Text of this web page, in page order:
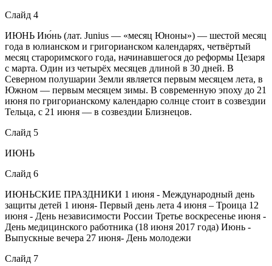
Слайд 4
ИЮНЬ Ию́нь (лат. Junius — «месяц Юноны») — шестой месяц
года в юлианском и григорианском календарях, четвёртый
месяц староримского года, начинавшегося до реформы Цезаря
с марта. Один из четырёх месяцев длиной в 30 дней. В
Северном полушарии Земли является первым месяцем лета, в
Южном — первым месяцем зимы. В современную эпоху до 21
июня по григорианскому календарю солнце стоит в созвездии
Тельца, с 21 июня — в созвездии Близнецов.
Слайд 5
ИЮНЬ
Слайд 6
ИЮНЬСКИЕ ПРАЗДНИКИ 1 июня - Международный день
защиты детей 1 июня- Первый день лета 4 июня – Троица 12
июня - День независимости России Третье воскресенье июня -
День медицинского работника (18 июня 2017 года) Июнь -
Выпускные вечера 27 июня- День молодежи
Слайд 7